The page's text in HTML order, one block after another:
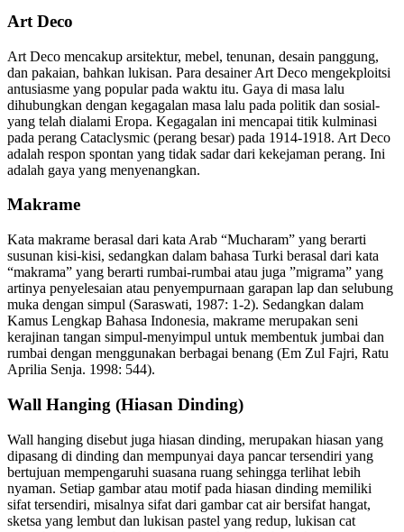
Art Deco
Art Deco mencakup arsitektur, mebel, tenunan, desain panggung,
dan pakaian, bahkan lukisan. Para desainer Art Deco mengekploitsi
antusiasme yang popular pada waktu itu. Gaya di masa lalu
dihubungkan dengan kegagalan masa lalu pada politik dan sosial-
yang telah dialami Eropa. Kegagalan ini mencapai titik kulminasi
pada perang Cataclysmic (perang besar) pada 1914-1918. Art Deco
adalah respon spontan yang tidak sadar dari kekejaman perang. Ini
adalah gaya yang menyenangkan.
Makrame
Kata makrame berasal dari kata Arab “Mucharam” yang berarti
susunan kisi-kisi, sedangkan dalam bahasa Turki berasal dari kata
“makrama” yang berarti rumbai-rumbai atau juga ”migrama” yang
artinya penyelesaian atau penyempurnaan garapan lap dan selubung
muka dengan simpul (Saraswati, 1987: 1-2). Sedangkan dalam
Kamus Lengkap Bahasa Indonesia, makrame merupakan seni
kerajinan tangan simpul-menyimpul untuk membentuk jumbai dan
rumbai dengan menggunakan berbagai benang (Em Zul Fajri, Ratu
Aprilia Senja. 1998: 544).
Wall Hanging (Hiasan Dinding)
Wall hanging disebut juga hiasan dinding, merupakan hiasan yang
dipasang di dinding dan mempunyai daya pancar tersendiri yang
bertujuan mempengaruhi suasana ruang sehingga terlihat lebih
nyaman. Setiap gambar atau motif pada hiasan dinding memiliki
sifat tersendiri, misalnya sifat dari gambar cat air bersifat hangat,
sketsa yang lembut dan lukisan pastel yang redup, lukisan cat